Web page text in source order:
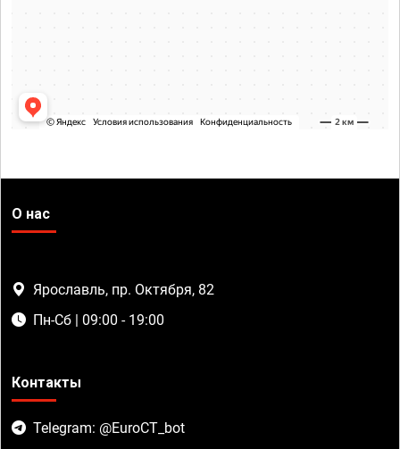
О нас
Ярославль, пр. Октября, 82
Пн-Сб | 09:00 - 19:00
Контакты
Telegram: @EuroCT_bot